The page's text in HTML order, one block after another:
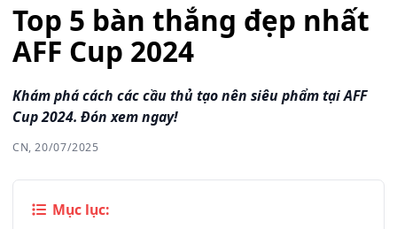
Top 5 bàn thắng đẹp nhất
AFF Cup 2024
Khám phá cách các cầu thủ tạo nên siêu phẩm tại AFF
Cup 2024. Đón xem ngay!
CN, 20/07/2025
Mục lục: